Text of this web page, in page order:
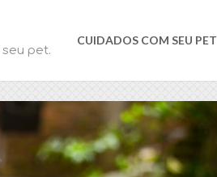
pet.
CUIDADOS COM SEU PET